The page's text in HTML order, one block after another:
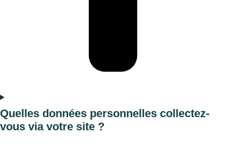
Quelles données personnelles collectez-
vous via votre site ?